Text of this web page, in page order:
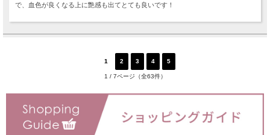
で、血色が良くなる上に艶感も出てとても良いです！
1 2 3 4 5
1 / 7ページ（全63件）